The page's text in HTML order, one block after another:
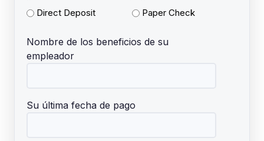
Direct Deposit Paper Check
Nombre de los beneficios de su
empleador
Su última fecha de pago